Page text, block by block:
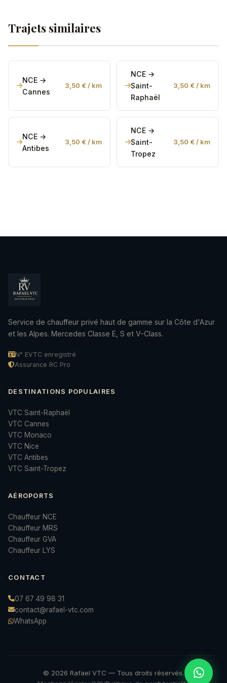
personnes et 7 valises). Pour les groupes avec
Trajets similaires
NCE →
Cannes
3,50 € / km
NCE →
Saint-
Raphaël
3,50 € / km
NCE →
Antibes
3,50 € / km
NCE →
Saint-
Tropez
3,50 € / km
Service de chauffeur privé haut de gamme sur la Côte d'Azur
et les Alpes. Mercedes Classe E, S et V-Class.
N° EVTC enregistré
Assurance RC Pro
DESTINATIONS POPULAIRES
VTC Saint-Raphaël
VTC Cannes
VTC Monaco
VTC Nice
VTC Antibes
VTC Saint-Tropez
AÉROPORTS
Chauffeur NCE
Chauffeur MRS
Chauffeur GVA
Chauffeur LYS
CONTACT
07 67 49 98 31
contact@rafael-vtc.com
WhatsApp
© 2026 Rafael VTC — Tous droits réservés.